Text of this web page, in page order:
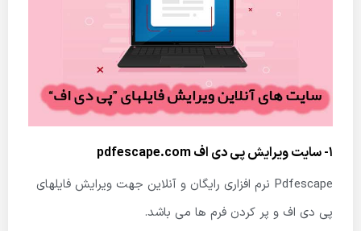
1- سایت ویرایش پی دی اف pdfescape.com
Pdfescape نرم افزاری رایگان و آنلاین جهت ویرایش فایلهای
پی دی اف و پر کردن فرم ها می باشد.